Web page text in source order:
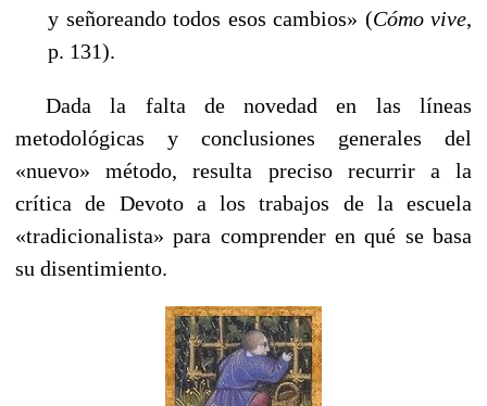
y señoreando todos esos cambios» (Cómo vive,
p. 131).
Dada la falta de novedad en las líneas
metodológicas y conclusiones generales del
«nuevo» método, resulta preciso recurrir a la
crítica de Devoto a los trabajos de la escuela
«tradicionalista» para comprender en qué se basa
su disentimiento.